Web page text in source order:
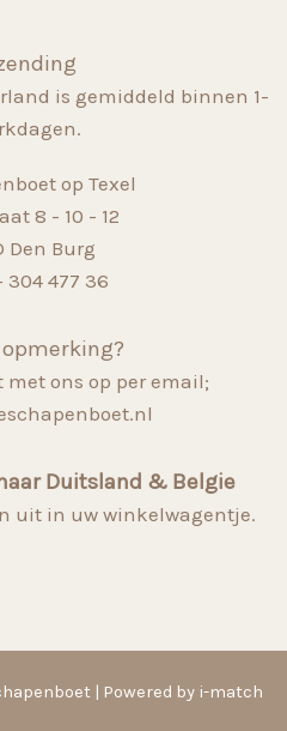
is gemiddeld binnen 1-
op Texel
8 - 10 - 12
Den Burg
304 477 36
ons op per email;
Duitsland & Belgie
uit in uw winkelwagentje.
| Powered by i-match